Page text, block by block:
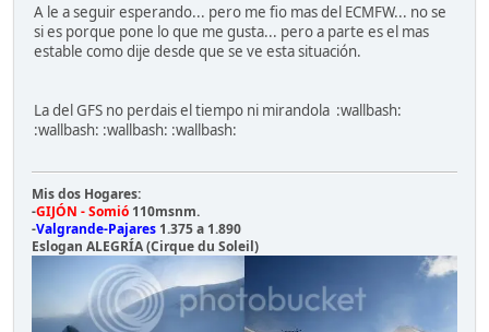
A le a seguir esperando... pero me fio mas del ECMFW... no se
si es porque pone lo que me gusta... pero a parte es el mas
estable como dije desde que se ve esta situación.
La del GFS no perdais el tiempo ni mirandola :wallbash:
:wallbash: :wallbash: :wallbash:
Mis dos Hogares:
-GIJÓN - Somió 110msnm.
-Valgrande-Pajares 1.375 a 1.890
Eslogan ALEGRÍA (Cirque du Soleil)